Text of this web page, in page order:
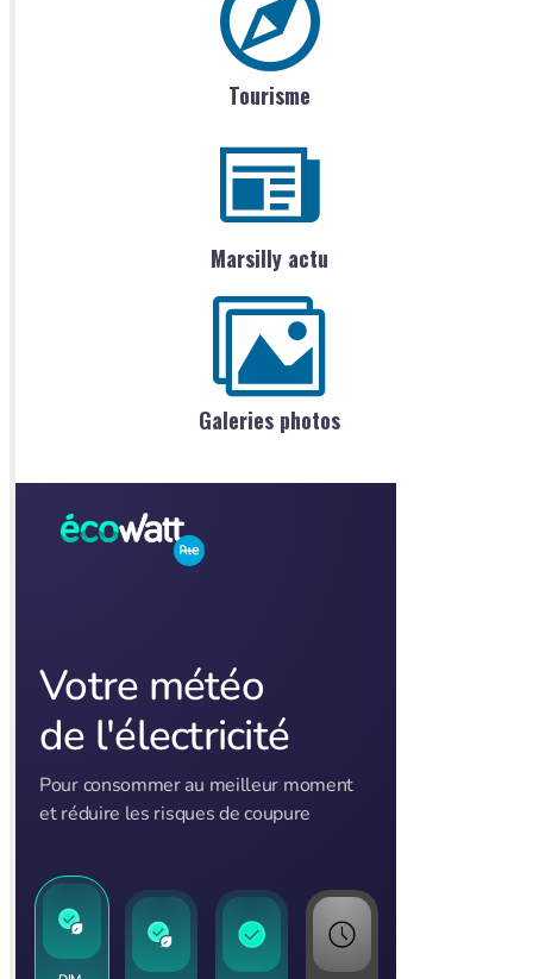
Tourisme
Marsilly actu
Galeries photos